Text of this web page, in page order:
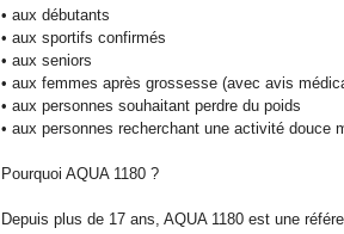
• aux débutants
• aux sportifs confirmés
• aux seniors
• aux femmes après grossesse (avec avis
• aux personnes souhaitant perdre du poids
• aux personnes recherchant une activité douce
Pourquoi AQUA 1180 ?
Depuis plus de 17 ans, AQUA 1180 est une